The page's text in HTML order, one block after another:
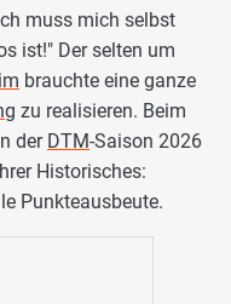
muss mich selbst
ist!" Der selten um
brauchte eine ganze
zu realisieren. Beim
der DTM-Saison 2026
Historisches:
Punkteausbeute.